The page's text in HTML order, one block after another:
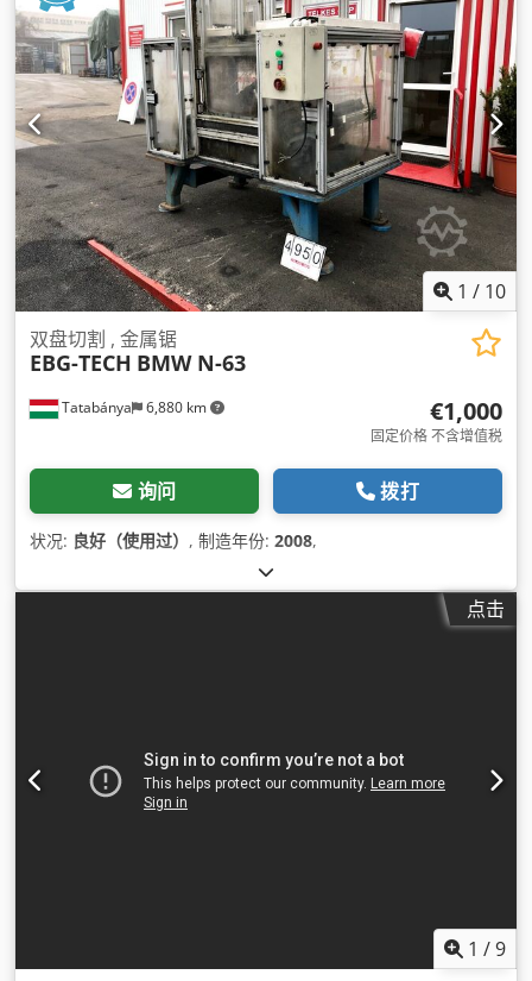
1 / 10
Tatabánya 6,880 km
双盘切割 , 金属锯
EBG-TECH BMW N-63
€1,000
固定价格 不含增值税
询问 拨打
状况: 良好（使用过） , 制造年份: 2008,
点击
1 /9